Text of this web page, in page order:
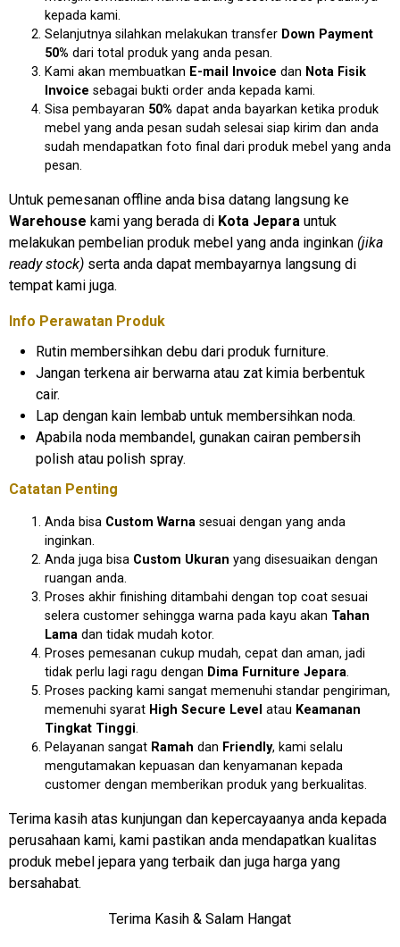
kepada kami.
Selanjutnya silahkan melakukan transfer Down Payment
50% dari total produk yang anda pesan.
Kami akan membuatkan E-mail Invoice dan N ota Fisik
Invoice sebagai bukti order anda kepada kami.
Sisa pembayaran 50% dapat anda bayarkan ketika produk
mebel yang anda pesan sudah selesai siap kirim dan anda
sudah mendapatkan foto final dari produk mebel yang anda
pesan.
Untuk pemesanan offline anda bisa datang langsung ke
Warehouse kami yang berada di Kota Jepara untuk
melakukan pembelian produk mebel yang anda inginkan (jika
ready stock) serta anda dapat membayarnya langsung di
tempat kami juga.
Info Perawatan Produk
Rutin membersihkan debu dari produk furniture.
Jangan terkena air berwarna atau zat kimia berbentuk
cair.
Lap dengan kain lembab untuk membersihkan noda.
Apabila noda membandel, gunakan cairan pembersih
polish atau polish spray.
Catatan Penting
Anda bisa Custom Warna sesuai dengan yang anda
inginkan.
Anda juga bisa Custom Ukuran yang disesuaikan dengan
ruangan anda.
Proses akhir finishing ditambahi dengan top coat sesuai
selera customer sehingga warna pada kayu akan Tahan
Lama dan tidak mudah kotor.
Proses pemesanan cukup mudah, cepat dan aman, jadi
tidak perlu lagi ragu dengan Dima Furniture Jepara.
Proses packing kami sangat memenuhi standar pengiriman,
memenuhi syarat High Secure Level atau Keamanan
Tingkat Tinggi.
Pelayanan sangat Ramah dan Friendly, kami selalu
mengutamakan kepuasan dan kenyamanan kepada
customer dengan memberikan produk yang berkualitas.
Terima kasih atas kunjungan dan kepercayaanya anda kepada
perusahaan kami, kami pastikan anda mendapatkan kualitas
produk mebel jepara yang terbaik dan juga harga yang
bersahabat.
Terima Kasih & Salam Hangat